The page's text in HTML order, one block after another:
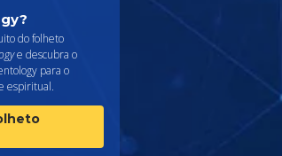
do folheto
e descubra o
para o
espiritual.